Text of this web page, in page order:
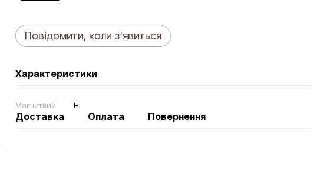
Повідомити, коли з'явиться
Характеристики
Магнитний Ні
Доставка Оплата Повернення